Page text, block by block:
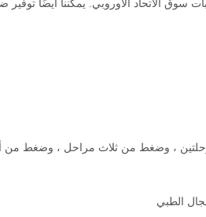
سوق الاتحاد الأوروبي. يمكننا أيضًا توفير
، وضغط من ثلاث مراحل ، وضغط من